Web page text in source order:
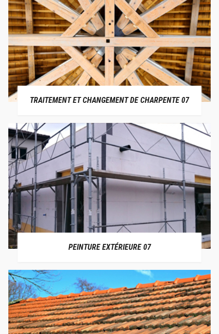
TRAITEMENT ET CHANGEMENT DE CHARPENTE 07
PEINTURE EXTÉRIEURE 07